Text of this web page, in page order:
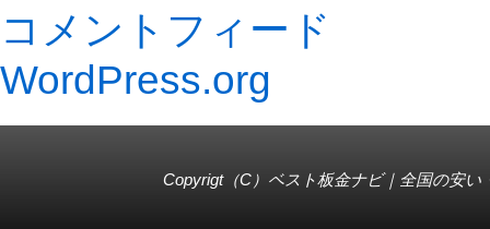
コメントフィード
WordPress.org
Copyrigt（C） ベスト板金ナビ｜全国の安い